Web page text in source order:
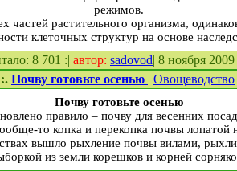
режимов.
частей растительного организма,
клеточных структур на основе
8 701 :| автор: sadovod| 8 ноября 2009
Почву готовьте осенью | Овощеводство
Почву готовьте осенью
правило – почву для весенних
то копка и перекопка почвы
вышло рыхление почвы вилами,
из земли корешков и корней